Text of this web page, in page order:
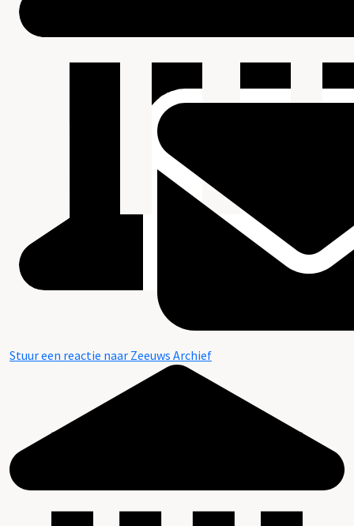
Stuur een reactie naar Zeeuws Archief